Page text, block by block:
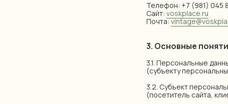
Телефон: +7 (981) 045
Сайт: voskplace.ru
Почта:
3. Основные
3.1. Персональные
(субъекту
3.2. Субъект
(посетитель сайта,